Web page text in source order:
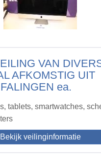
VAN
AFKOMSTIG UIT
ea.
tablets, smartwatches,
Bekijk veilinginformatie